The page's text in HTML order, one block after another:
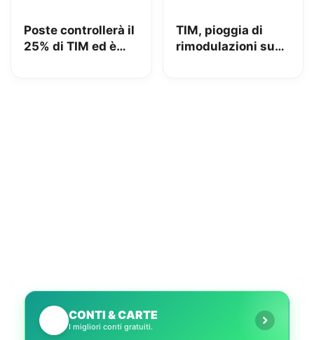
Poste controllerà il
25% di TIM ed è
TIM, pioggia di
rimodulazioni su
CONTI & CARTE
I migliori conti gratuiti.